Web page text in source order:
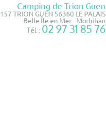
Camping de Trion Guen
157 TRION GUEN 56360 LE PALAIS
Belle Île en Mer - Morbihan
Tél : 02 97 31 85 76